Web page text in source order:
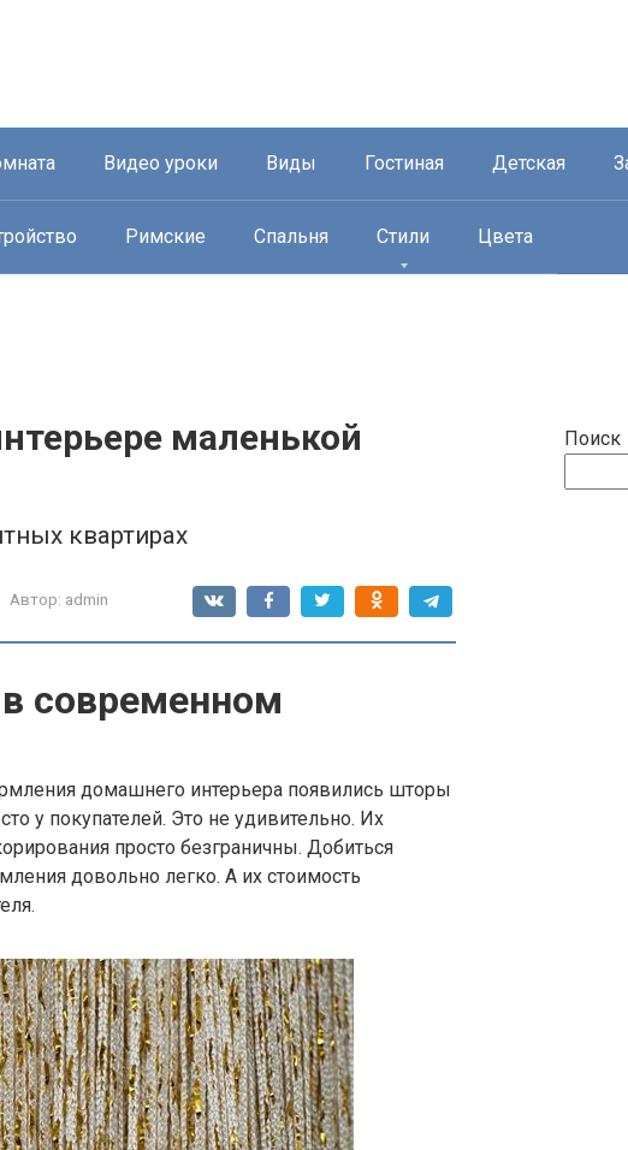
Видео уроки Виды Гостиная Детская
Римские Спальня Стили Цвета
маленькой
квартирах
Автор: admin
современном
домашнего интерьера появились шторы
у покупателей. Это не удивительно. Их
просто безграничны. Добиться
довольно легко. А их стоимость
Поиск